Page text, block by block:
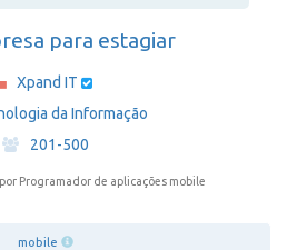
para estagiar
Xpand IT
da Informação
·
201-500
por Programador de aplicações mobile
mobile